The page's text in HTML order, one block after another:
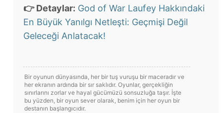
👉 Detaylar: God of War Laufey Hakkındaki
En Büyük Yanılgı Netleşti: Geçmişi Değil
Geleceği Anlatacak!
Bir oyunun dünyasında, her bir tuş vuruşu bir maceradır ve
her ekranın ardında bir sır saklıdır. Oyunlar, gerçekliğin
sınırlarını zorlar ve hayal gücümüzü sonsuzluğa taşır. İşte
bu yüzden, bir oyun sever olarak, benim için her oyun bir
destanın başlangıcıdır.